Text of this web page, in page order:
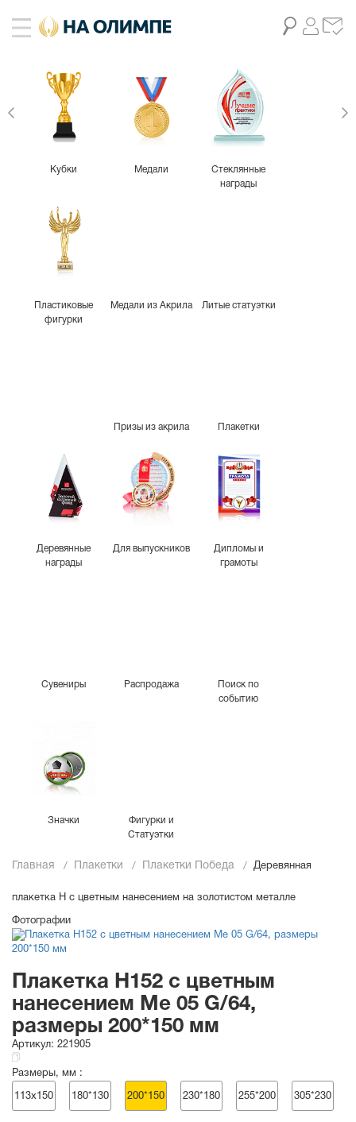
Кубки Медали
Стеклянные
награды
Пластиковые
фигурки
Медали из Акрила Литые статуэтки
Призы из акрила Плакетки
Деревянные
награды
Для выпускников
Дипломы и
грамоты
Сувениры Распродажа
Поиск по
событию
Значки
Фигурки и
Статуэтки
Главная Плакетки Плакетки Победа Деревянная
плакетка H с цветным нанесением на золотистом металле
Фотографии
живое фото
Плакетка H152 с цветным
нанесением Me 05 G/64,
размеры 200*150 мм
Артикул: 221905
Размеры, мм :
113х150 180*130 200*150 230*180 255*200 305*230